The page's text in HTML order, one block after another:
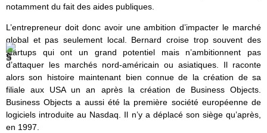
notamment du fait des aides publiques.
L’entrepreneur doit donc avoir une ambition d’impacter le marché
global et pas seulement local. Bernard croise trop souvent des
startups qui ont un grand potentiel mais n’ambitionnent pas
d’attaquer les marchés nord-américain ou asiatiques. Il raconte
alors son histoire maintenant bien connue de la création de sa
filiale aux USA un an après la création de Business Objects.
Business Objects a aussi été la première société européenne de
logiciels introduite au Nasdaq. Il n’y a déplacé son siège qu’après,
en 1997.